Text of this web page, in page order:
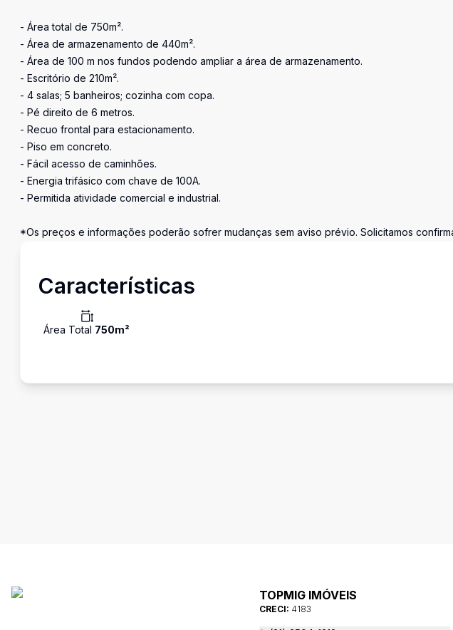
- Área total de 750m².
- Área de armazenamento de 440m².
- Área de 100 m nos fundos podendo ampliar a área de armazenamento.
- Escritório de 210m².
- 4 salas; 5 banheiros; cozinha com copa.
- Pé direito de 6 metros.
- Recuo frontal para estacionamento.
- Piso em concreto.
- Fácil acesso de caminhões.
- Energia trifásico com chave de 100A.
- Permitida atividade comercial e industrial.
*Os preços e informações poderão sofrer mudanças sem aviso prévio. Solicitamos
Características
Área Total 750m²
TOPMIG IMÓVEIS
CRECI: 4183